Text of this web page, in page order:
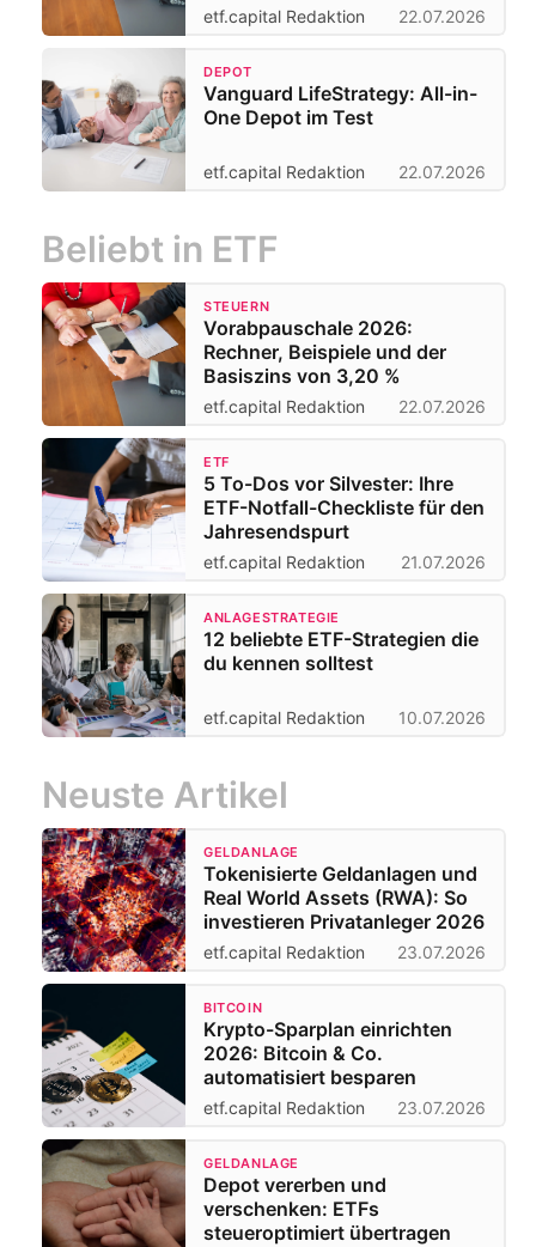
etf.capital Redaktion 22.07.2026
DEPOT
Vanguard LifeStrategy: All-in-
One Depot im Test
etf.capital Redaktion 22.07.2026
Beliebt in ETF
STEUERN
Vorabpauschale 2026:
Rechner, Beispiele und der
Basiszins von 3,20 %
etf.capital Redaktion 22.07.2026
ETF
5 To-Dos vor Silvester: Ihre
ETF-Notfall-Checkliste für den
Jahresendspurt
etf.capital Redaktion 21.07.2026
ANLAGESTRATEGIE
12 beliebte ETF-Strategien die
du kennen solltest
etf.capital Redaktion 10.07.2026
Neuste Artikel
GELDANLAGE
Tokenisierte Geldanlagen und
Real World Assets (RWA): So
investieren Privatanleger 2026
etf.capital Redaktion 23.07.2026
BITCOIN
Krypto-Sparplan einrichten
2026: Bitcoin & Co.
automatisiert besparen
etf.capital Redaktion 23.07.2026
GELDANLAGE
Depot vererben und
verschenken: ETFs
steueroptimiert übertragen